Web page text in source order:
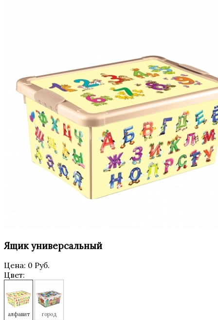
Ящик универсальный
Цена: 0 Руб.
Цвет:
алфавит город